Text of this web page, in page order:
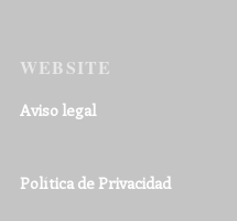
WEBSITE
Aviso legal
Política de Privacidad